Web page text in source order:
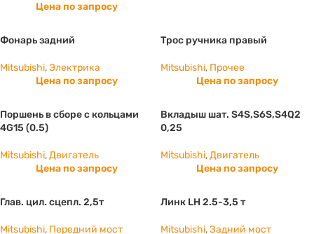
Цена по запросу
Фонарь задний
Mitsubishi,Электрика
Цена по запросу
Трос ручника правый
Mitsubishi, Прочее
Цена по запросу
Поршень в сборе с кольцами
4G15 (0.5)
Mitsubishi,Двигатель
Цена по запросу
Вкладыш шат. S4S,S6S,S4Q2
0,25
Mitsubishi,Двигатель
Цена по запросу
Глав. цил. сцепл. 2,5т
Mitsubishi, Передний мост
Линк LH 2.5-3,5 т
Mitsubishi,Задний мост